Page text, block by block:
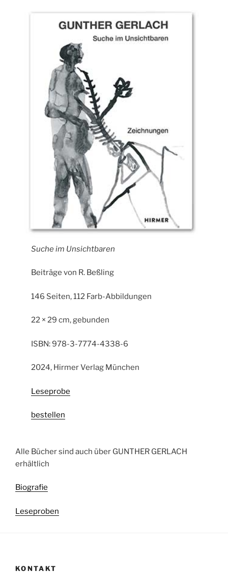
Suche im Unsichtbaren
Beiträge von R. Beßling
146 Seiten, 112 Farb-Abbildungen
22 × 29 cm, gebunden
ISBN: 978-3-7774-4338-6
2024, Hirmer Verlag München
Leseprobe
bestellen
Alle Bücher sind auch über GUNTHER GERLACH
erhältlich
Biografie
Leseproben
KONTAKT